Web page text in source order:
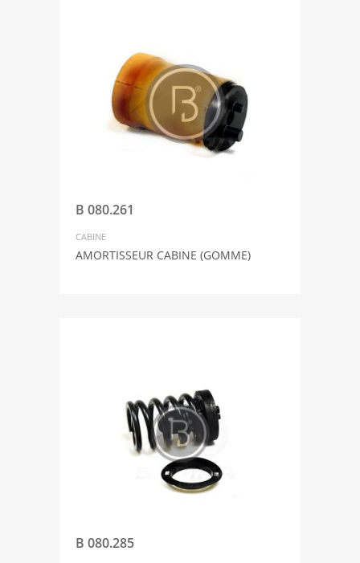
B 080.261
CABINE
AMORTISSEUR CABINE (GOMME)
B 080.285